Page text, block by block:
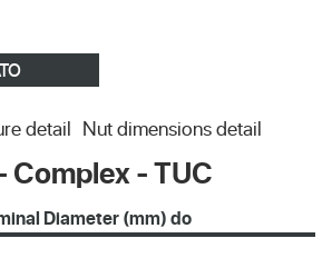
detail Nut dimensions detail
Complex - TUC
Diameter (mm) do